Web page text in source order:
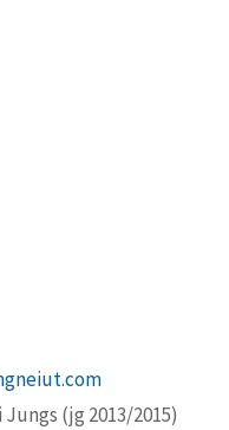
(jg 2013/2015)